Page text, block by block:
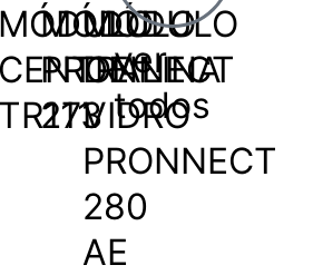
MÓDULO
PRONNECT
273
MÓDULO
DE
VIDRO
PRONNECT
280
AE
ver
todos